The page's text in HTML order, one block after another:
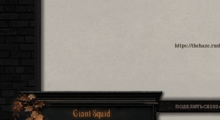
https://
ПОДЕЛИТЬСЯ
Giant Squid